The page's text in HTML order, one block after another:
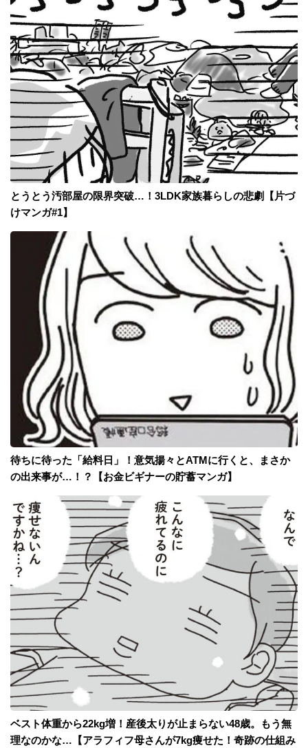
とうとう汚部屋の限界突破…！3LDK家族暮らしの悲劇【片づ
けマンガ#1】
待ちに待った「給料日」！意気揚々とATMに行くと、まさか
の出来事が…！？【お金ビギナーの貯蓄マンガ】
ベスト体重から22kg増！産後太りが止まらない48歳。もう無
理なのかな…【アラフィフ母さんが7kg痩せた！奇跡の仕組み